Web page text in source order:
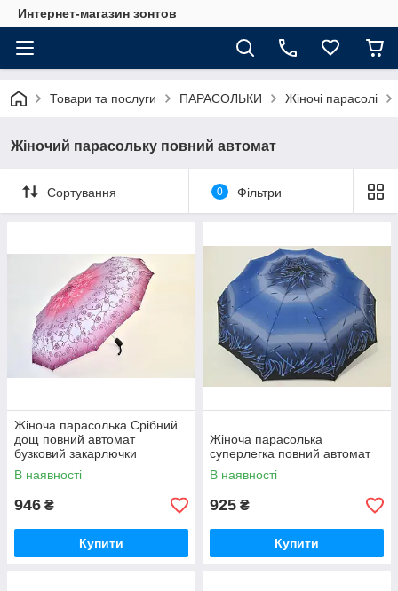
Интернет-магазин зонтов
Товари та послуги ПАРАСОЛЬКИ Жіночі парасолі
Жіночий парасольку повний автомат
Сортування 0 Фільтри
Жіноча парасолька Срібний
дощ повний автомат
бузковий закарлючки
В наявності
946 ₴
Купити
Жіноча парасолька
суперлегка повний автомат
В наявності
925 ₴
Купити